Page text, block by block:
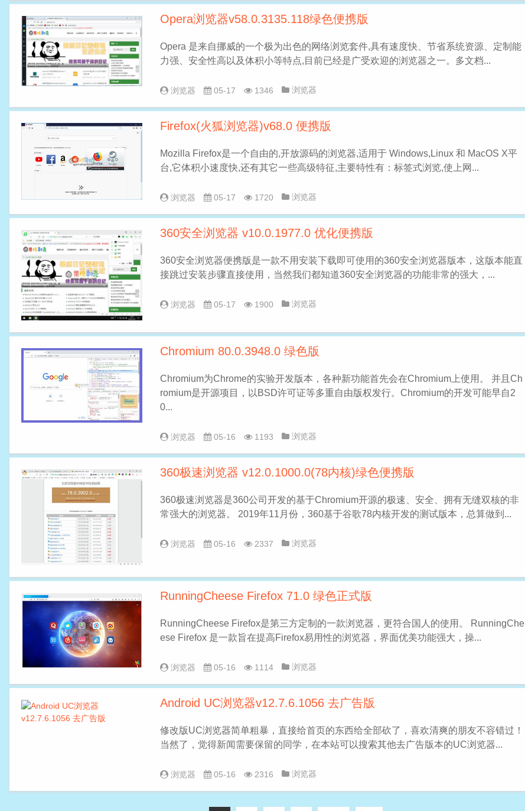
Opera浏览器v58.0.3135.118绿色便携版
Opera 是来自挪威的一个极为出色的网络浏览套件,具有速度快、节省系统资源、定制能
力强、安全性高以及体积小等特点,目前已经是广受欢迎的浏览器之一。多文档...
浏览器 05-17 1346 浏览器
Firefox(火狐浏览器)v68.0 便携版
Mozilla Firefox是一个自由的,开放源码的浏览器,适用于 Windows,Linux 和 MacOS X平
台,它体积小速度快,还有其它一些高级特征,主要特性有：标签式浏览,使上网...
浏览器 05-17 1720 浏览器
360安全浏览器 v10.0.1977.0 优化便携版
360安全浏览器便携版是一款不用安装下载即可使用的360安全浏览器版本，这版本能直
接跳过安装步骤直接使用，当然我们都知道360安全浏览器的功能非常的强大，...
浏览器 05-17 1900 浏览器
Chromium 80.0.3948.0 绿色版
Chromium为Chrome的实验开发版本，各种新功能首先会在Chromium上使用。 并且Ch
romium是开源项目，以BSD许可证等多重自由版权发行。Chromium的开发可能早自2
0...
浏览器 05-16 1193 浏览器
360极速浏览器 v12.0.1000.0(78内核)绿色便携版
360极速浏览器是360公司开发的基于Chromium开源的极速、安全、拥有无缝双核的非
常强大的浏览器。 2019年11月份，360基于谷歌78内核开发的测试版本，总算做到...
浏览器 05-16 2337 浏览器
RunningCheese Firefox 71.0 绿色正式版
RunningCheese Firefox是第三方定制的一款浏览器，更符合国人的使用。 RunningChe
ese Firefox 是一款旨在提高Firefox易用性的浏览器，界面优美功能强大，操...
浏览器 05-16 1114 浏览器
Android UC浏览器v12.7.6.1056 去广告版
修改版UC浏览器简单粗暴，直接给首页的东西给全部砍了，喜欢清爽的朋友不容错过！
当然了，觉得新闻需要保留的同学，在本站可以搜索其他去广告版本的UC浏览器...
浏览器 05-16 2316 浏览器